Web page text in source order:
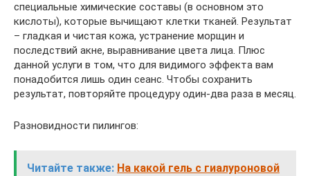
специальные химические составы (в основном это
кислоты), которые вычищают клетки тканей. Результат
– гладкая и чистая кожа, устранение морщин и
последствий акне, выравнивание цвета лица. Плюс
данной услуги в том, что для видимого эффекта вам
понадобится лишь один сеанс. Чтобы сохранить
результат, повторяйте процедуру один-два раза в месяц.
Разновидности пилингов:
Читайте также: На какой гель с гиалуроновой